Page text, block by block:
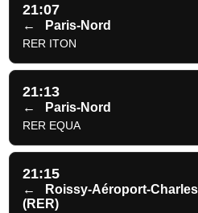
21:07
← Paris-Nord
RER ITON
21:13
← Paris-Nord
RER EQUA
21:15
←
Roissy-Aéroport-
(RER)